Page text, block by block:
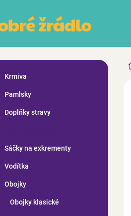
Krmiva
Pamlsky
Doplňky stravy
Sáčky na exkrementy
Vodítka
Obojky
Obojky klasické